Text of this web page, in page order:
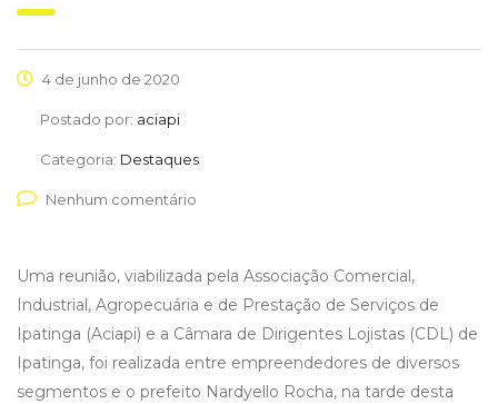
4 de junho de 2020
Postado por: aciapi
Categoria: Destaques
Nenhum comentário
Uma reunião, viabilizada pela Associação Comercial,
Industrial, Agropecuária e de Prestação de Serviços de
Ipatinga (Aciapi) e a Câmara de Dirigentes Lojistas (CDL) de
Ipatinga, foi realizada entre empreendedores de diversos
segmentos e o prefeito Nardyello Rocha, na tarde desta